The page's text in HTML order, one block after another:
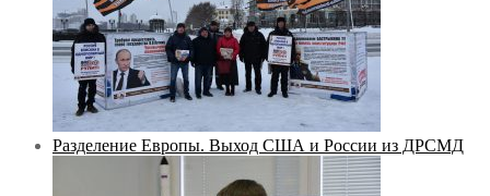
Разделение Европы. Выход США и России из ДРСМД